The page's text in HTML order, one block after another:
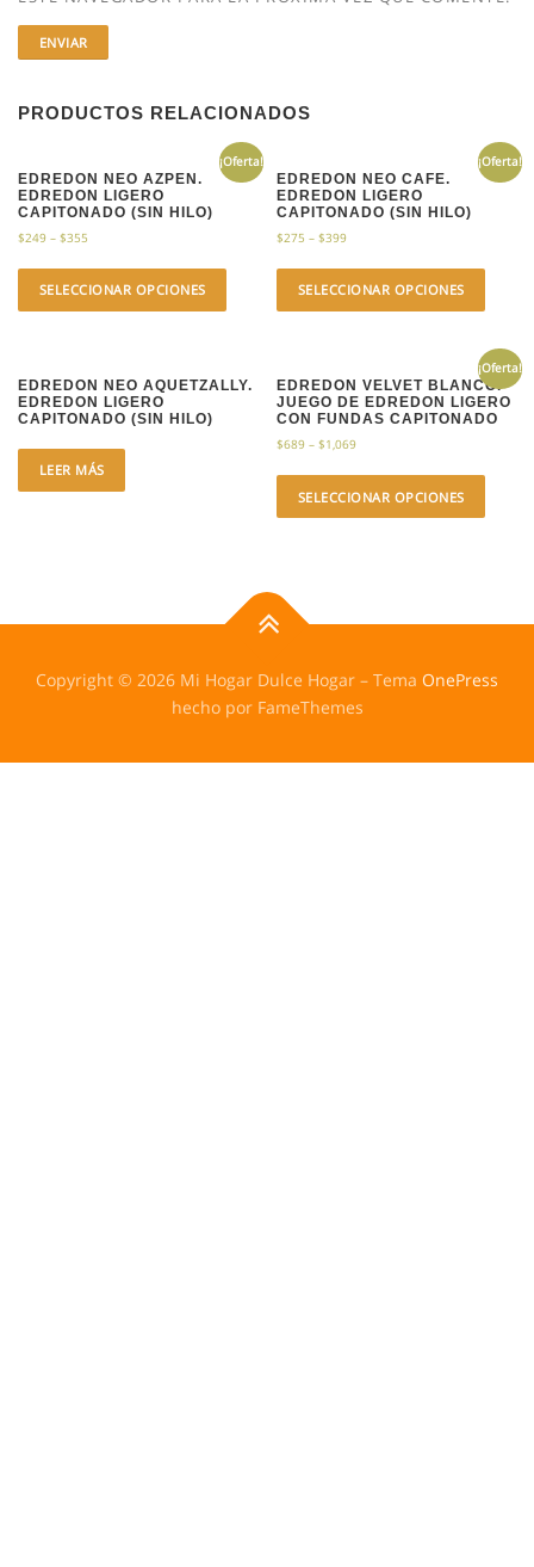
PRODUCTOS RELACIONADOS
¡Oferta!
EDREDON NEO AZPEN.
EDREDON LIGERO
CAPITONADO (SIN HILO)
$249 – $355
SELECCIONAR OPCIONES
¡Oferta!
EDREDON NEO CAFE.
EDREDON LIGERO
CAPITONADO (SIN HILO)
$275 –$399
SELECCIONAR OPCIONES
EDREDON NEO AQUETZALLY.
EDREDON LIGERO
CAPITONADO (SIN HILO)
LEER MÁS
¡Oferta!
EDREDON VELVET BLANCO.
JUEGO DE EDREDON LIGERO
CON FUNDAS CAPITONADO
$689 –$1,069
SELECCIONAR OPCIONES
Copyright © 2026 Mi Hogar Dulce Hogar – Tema OnePress
hecho por FameThemes